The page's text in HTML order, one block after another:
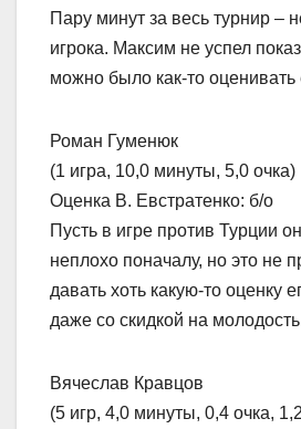
Пару минут за весь турнир –
игрока. Максим не успел
можно было как-то оценивать
Роман Гуменюк
(1 игра, 10,0 минуты, 5,0 очка)
Оценка В. Евстратенко: б/о
Пусть в игре против Турции
неплохо поначалу, но это не
давать хоть какую-то оценку
даже со скидкой на
Вячеслав Кравцов
(5 игр, 4,0 минуты, 0,4 очка,